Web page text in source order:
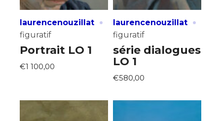
laurencenouzillat ·
figuratif
Portrait LO 1
€1 100,00
laurencenouzillat ·
figuratif
série dialogues
LO 1
€580,00